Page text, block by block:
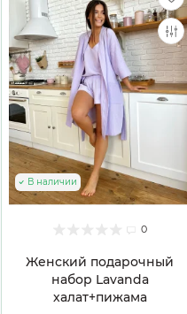
0
Женский подарочный
набор Lavanda
халат+пижама
В наличии